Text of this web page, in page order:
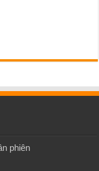
phiên